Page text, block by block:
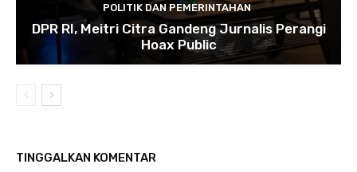
POLITIK DAN PEMERINTAHAN
DPR RI, Meitri Citra Gandeng Jurnalis Perangi
Hoax Public
TINGGALKAN KOMENTAR